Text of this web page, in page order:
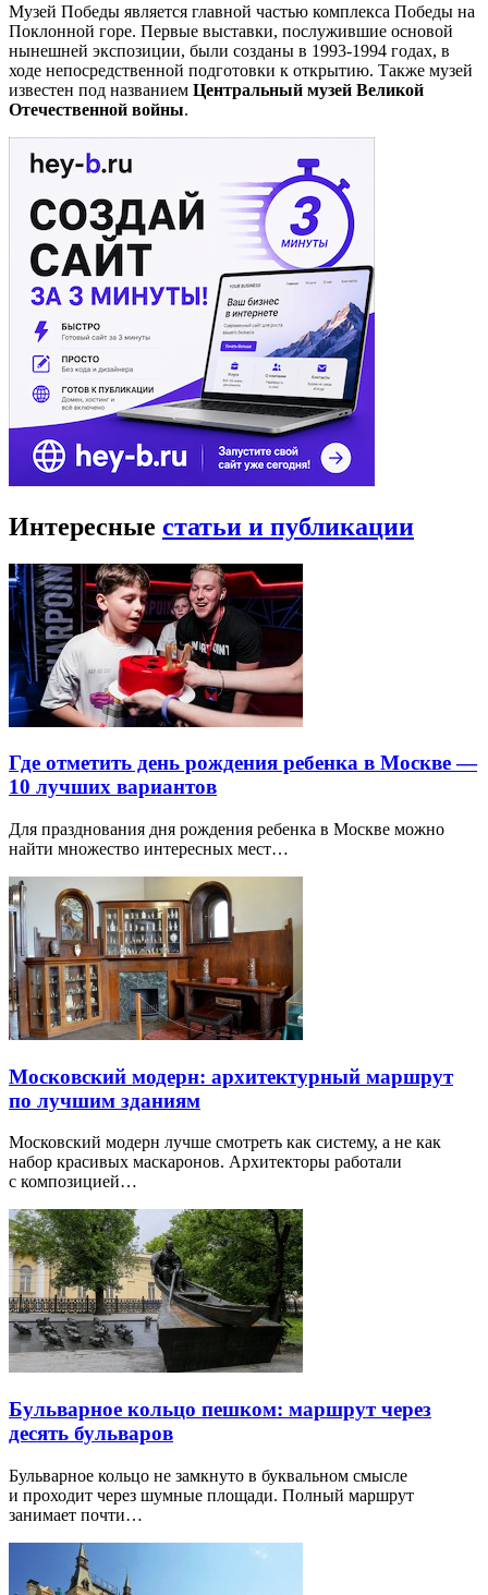
Музей Победы является главной частью комплекса Победы на
Поклонной горе. Первые выставки, послужившие основой
нынешней экспозиции, были созданы в 1993-1994 годах, в
ходе непосредственной подготовки к открытию. Также музей
известен под названием Центральный музей Великой
Отечественной войны.
Интересные статьи и публикации
Где отметить день рождения ребенка в Москве —
10 лучших вариантов
Для празднования дня рождения ребенка в Москве можно
найти множество интересных мест…
Московский модерн: архитектурный маршрут
по лучшим зданиям
Московский модерн лучше смотреть как систему, а не как
набор красивых маскаронов. Архитекторы работали
с композицией…
Бульварное кольцо пешком: маршрут через
десять бульваров
Бульварное кольцо не замкнуто в буквальном смысле
и проходит через шумные площади. Полный маршрут
занимает почти…